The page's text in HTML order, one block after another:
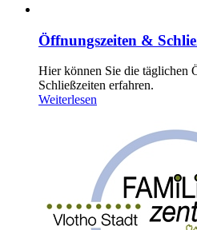
Öffnungszeiten &
Hier können Sie die täglichen
Schließzeiten erfahren.
Weiterlesen